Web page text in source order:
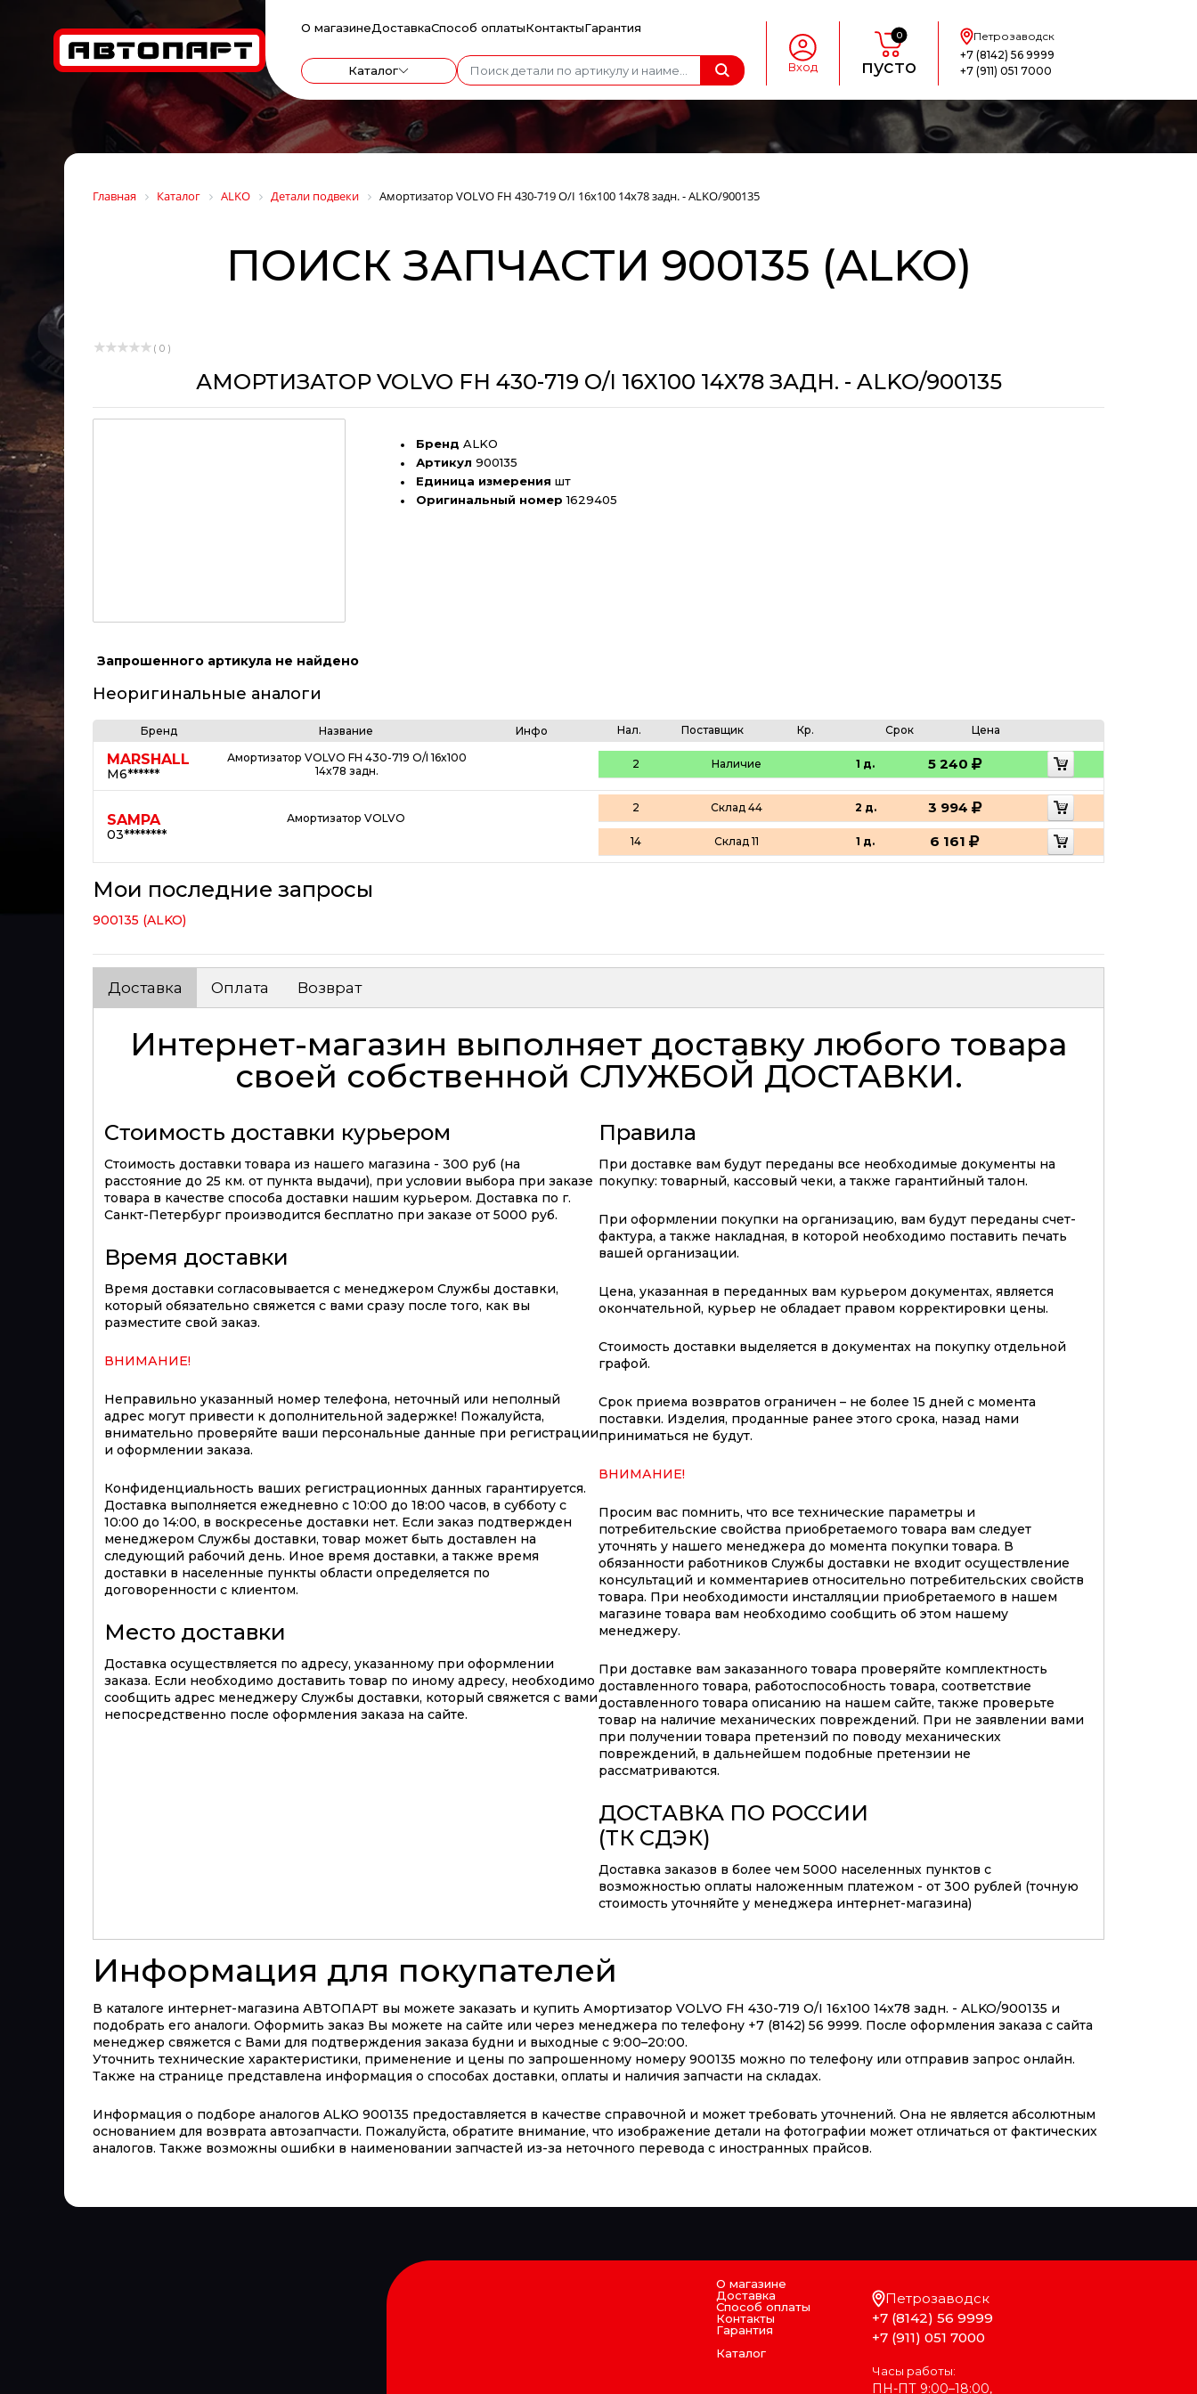
О магазинеДоставкаСпособ оплатыКонтактыГарантия
Каталог Вход
0
пусто
Петрозаводск
+7 (8142) 56 9999
+7 (911) 051 7000
Главная Каталог ALKO Детали подвеки Амортизатор VOLVO FH 430-719 O/I 16x100 14x78 задн. - ALKO/900135
ПОИСК ЗАПЧАСТИ 900135 (ALKO)
( 0 )
АМОРТИЗАТОР VOLVO FH 430-719 O/I 16X100 14X78 ЗАДН. - ALKO/900135
Бренд ALKO
Артикул 900135
Единица измерения шт
Оригинальный номер 1629405
Запрошенного артикула не найдено
Неоригинальные аналоги
Бренд Название Инфо Нал. Поставщик Кр. Срок Цена
MARSHALL
M6******
Амортизатор VOLVO FH 430-719 O/I 16x100
14x78 задн.
2 Наличие 1 д. 5 240
SAMPA
03********
Амортизатор VOLVO
2 Склад 44 2 д. 3 994
14 Склад 11 1 д. 6 161
Мои последние запросы
900135 (ALKO)
Доставка Оплата Возврат
Интернет-магазин выполняет доставку любого товара
своей собственной СЛУЖБОЙ ДОСТАВКИ.
Стоимость доставки курьером
Стоимость доставки товара из нашего магазина - 300 руб (на
расстояние до 25 км. от пункта выдачи), при условии выбора при заказе
товара в качестве способа доставки нашим курьером. Доставка по г.
Санкт-Петербург производится бесплатно при заказе от 5000 руб.
Время доставки
Время доставки согласовывается с менеджером Службы доставки,
который обязательно свяжется с вами сразу после того, как вы
разместите свой заказ.
ВНИМАНИЕ!
Неправильно указанный номер телефона, неточный или неполный
адрес могут привести к дополнительной задержке! Пожалуйста,
внимательно проверяйте ваши персональные данные при регистрации
и оформлении заказа.
Конфиденциальность ваших регистрационных данных гарантируется.
Доставка выполняется ежедневно с 10:00 до 18:00 часов, в субботу с
10:00 до 14:00, в воскресенье доставки нет. Если заказ подтвержден
менеджером Службы доставки, товар может быть доставлен на
следующий рабочий день. Иное время доставки, а также время
доставки в населенные пункты области определяется по
договоренности с клиентом.
Место доставки
Доставка осуществляется по адресу, указанному при оформлении
заказа. Если необходимо доставить товар по иному адресу, необходимо
сообщить адрес менеджеру Службы доставки, который свяжется с вами
непосредственно после оформления заказа на сайте.
Правила
При доставке вам будут переданы все необходимые документы на
покупку: товарный, кассовый чеки, а также гарантийный талон.
При оформлении покупки на организацию, вам будут переданы счет-
фактура, а также накладная, в которой необходимо поставить печать
вашей организации.
Цена, указанная в переданных вам курьером документах, является
окончательной, курьер не обладает правом корректировки цены.
Стоимость доставки выделяется в документах на покупку отдельной
графой.
Срок приема возвратов ограничен – не более 15 дней с момента
поставки. Изделия, проданные ранее этого срока, назад нами
приниматься не будут.
ВНИМАНИЕ!
Просим вас помнить, что все технические параметры и
потребительские свойства приобретаемого товара вам следует
уточнять у нашего менеджера до момента покупки товара. В
обязанности работников Службы доставки не входит осуществление
консультаций и комментариев относительно потребительских свойств
товара. При необходимости инсталляции приобретаемого в нашем
магазине товара вам необходимо сообщить об этом нашему
менеджеру.
При доставке вам заказанного товара проверяйте комплектность
доставленного товара, работоспособность товара, соответствие
доставленного товара описанию на нашем сайте, также проверьте
товар на наличие механических повреждений. При не заявлении вами
при получении товара претензий по поводу механических
повреждений, в дальнейшем подобные претензии не
рассматриваются.
ДОСТАВКА ПО РОССИИ
(ТК СДЭК)
Доставка заказов в более чем 5000 населенных пунктов с
возможностью оплаты наложенным платежом - от 300 рублей (точную
стоимость уточняйте у менеджера интернет-магазина)
Информация для покупателей
В каталоге интернет-магазина АВТОПАРТ вы можете заказать и купить Амортизатор VOLVO FH 430-719 O/I 16x100 14x78 задн. - ALKO/900135 и
подобрать его аналоги. Оформить заказ Вы можете на сайте или через менеджера по телефону +7 (8142) 56 9999. После оформления заказа с сайта
менеджер свяжется с Вами для подтверждения заказа будни и выходные с 9:00–20:00.
Уточнить технические характеристики, применение и цены по запрошенному номеру 900135 можно по телефону или отправив запрос онлайн.
Также на странице представлена информация о способах доставки, оплаты и наличия запчасти на складах.
Информация о подборе аналогов ALKO 900135 предоставляется в качестве справочной и может требовать уточнений. Она не является абсолютным
основанием для возврата автозапчасти. Пожалуйста, обратите внимание, что изображение детали на фотографии может отличаться от фактических
аналогов. Также возможны ошибки в наименовании запчастей из-за неточного перевода с иностранных прайсов.
О магазине
Доставка
Способ оплаты
Контакты
Гарантия
Каталог
Петрозаводск
+7 (8142) 56 9999
+7 (911) 051 7000
Часы работы:
ПН-ПТ 9:00–18:00,